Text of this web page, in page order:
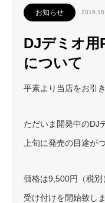
お知らせ
DJデミオ用
について
平素より当店をお引
ただいま開発中のDJ
上旬に発売の目途が
価格は9,500円（税
受け付けを開始致しま